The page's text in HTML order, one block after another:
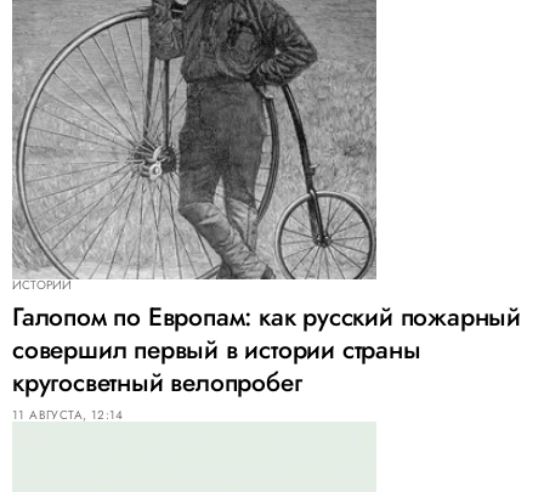
ИСТОРИИ
Галопом по Европам: как русский пожарный
совершил первый в истории страны
кругосветный велопробег
11 АВГУСТА, 12:14